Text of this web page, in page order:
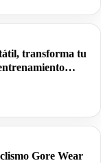
transforma tu
Gore Wear